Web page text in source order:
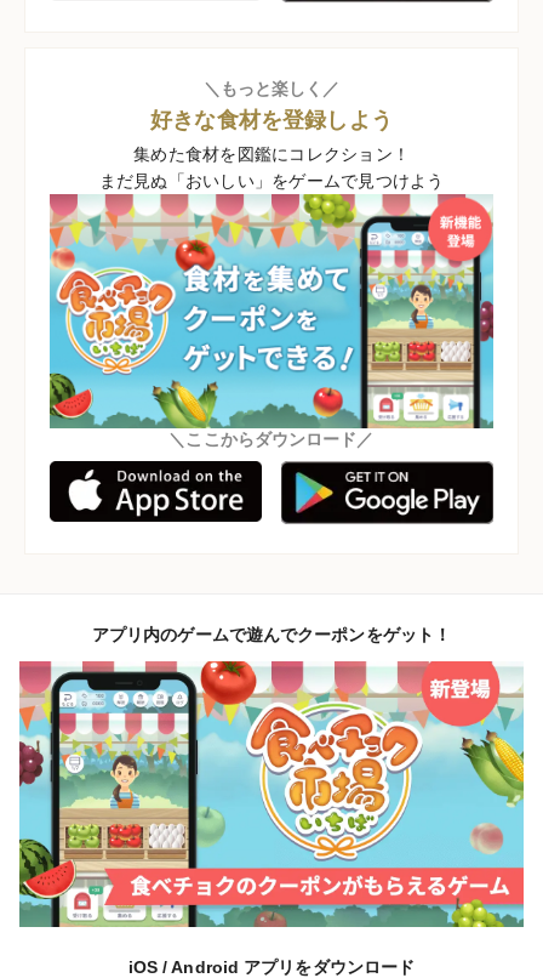
＼もっと楽しく／
好きな食材を登録しよう
集めた食材を図鑑にコレクション！
まだ見ぬ「おいしい」をゲームで見つけよう
＼ここからダウンロード／
アプリ内のゲームで遊んでクーポンをゲット！
iOS / Android アプリをダウンロード